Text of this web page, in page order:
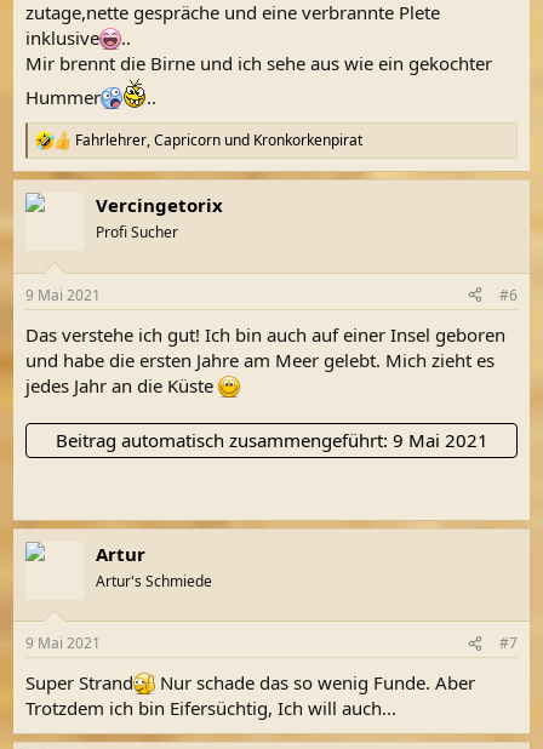
zutage,nette gespräche und eine verbrannte Plete
inklusive
..
Mir brennt die Birne und ich sehe aus wie ein gekochter
Hummer
..
R
e
a
k
e
:
Fahrlehrer,Capricorn und Kronkorkenpirat
Vercingetorix
Profi Sucher
9 Mai 2021 #6
Das verstehe ich gut! Ich bin auch auf einer Insel geboren
und habe die ersten Jahre am Meer gelebt. Mich zieht es
jedes Jahr an die Küste
Beitrag automatisch zusammengeführt: 9 Mai 2021
Artur
Artur's Schmiede
9 Mai 2021 #7
Super Strand
Nur schade das so wenig Funde. Aber
Trotzdem ich bin Eifersüchtig, Ich will auch...